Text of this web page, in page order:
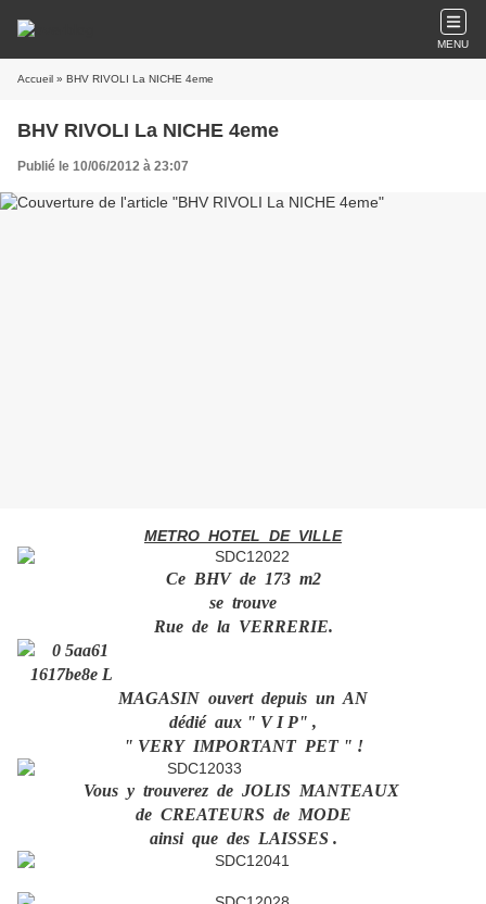
MENU
Accueil » BHV RIVOLI La NICHE 4eme
BHV RIVOLI La NICHE 4eme
Publié le 10/06/2012 à 23:07
METRO HOTEL DE VILLE
Ce BHV de 173 m2
se trouve
Rue de la VERRERIE.
MAGASIN ouvert depuis un AN
dédié aux " V I P" ,
" VERY IMPORTANT PET " !
Vous y trouverez de JOLIS MANTEAUX
de CREATEURS de MODE
ainsi que des LAISSES .